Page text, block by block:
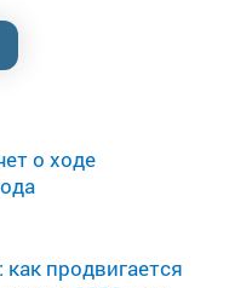
о ходе
продвигается